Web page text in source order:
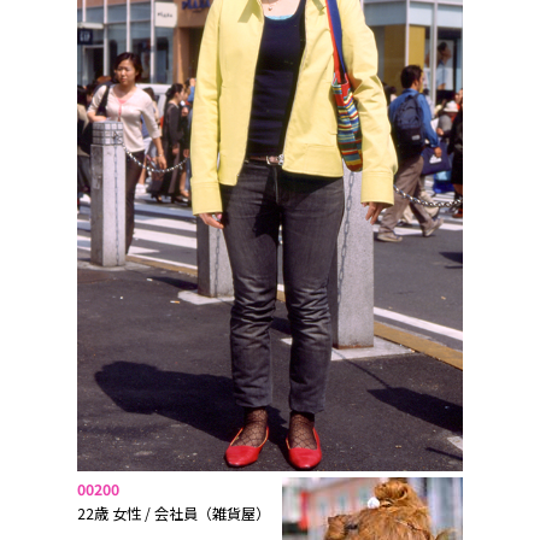
00200
22歳 女性 / 会社員（雑貨屋）